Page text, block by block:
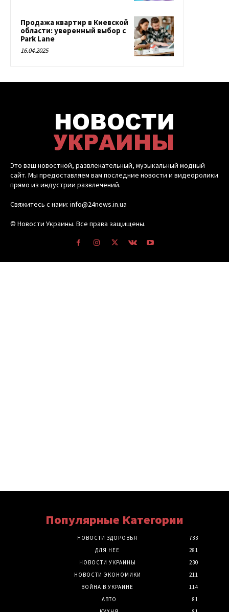
Продажа квартир в Киевской
области: уверенный выбор с
Park Lane
16.04.2025
Это ваш новостной, развлекательный, музыкальный модный
сайт. Мы предоставляем вам последние новости и видеоролики
прямо из индустрии развлечений.
Свяжитесь с нами: info@24news.in.ua
© Новости Украины. Все права защищены.
Популярные Категории
НОВОСТИ ЗДОРОВЬЯ
733
ДЛЯ НЕЕ
281
НОВОСТИ УКРАИНЫ
230
НОВОСТИ ЭКОНОМИКИ
211
ВОЙНА В УКРАИНЕ
114
АВТО
81